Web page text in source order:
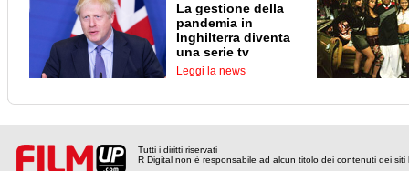
La gestione della
pandemia in
Inghilterra diventa
una serie tv
Leggi la news
Tutti i diritti riservati
R Digital non è responsabile ad alcun titolo dei contenuti dei siti